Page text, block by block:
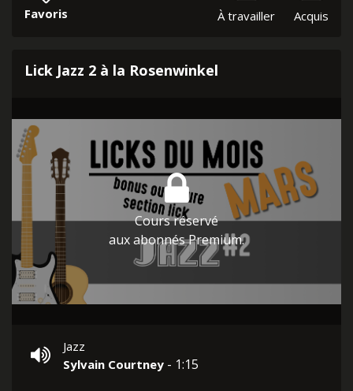
Favoris À travailler Acquis
Lick Jazz 2 à la Rosenwinkel
Cours réservé
aux abonnés Premium.
Jazz
Sylvain Courtney - 1:15